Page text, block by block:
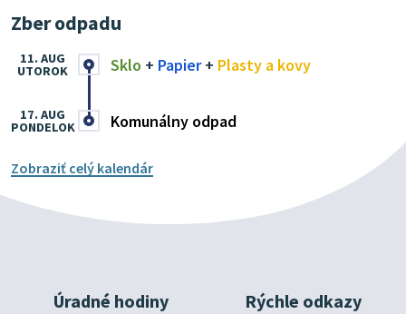
Zber odpadu
Sklo + Papier+ Plasty a kovy
11. AUG
UTOROK
Komunálny odpad
17. AUG
PONDELOK
Zobraziť celý kalendár
Úradné hodiny Rýchle odkazy